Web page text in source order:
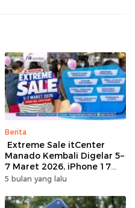
Berita
Extreme Sale itCenter
Manado Kembali Digelar 5–
7 Maret 2026, iPhone 17
Pro Max Diskon hingga
5 bulan yang lalu